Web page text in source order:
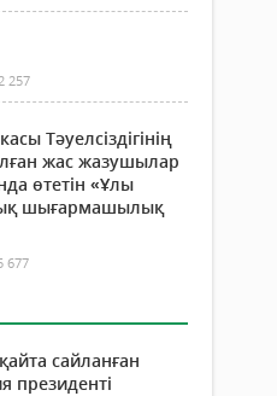
2 257
Тәуелсіздігінің
жас жазушылар
өтетін «Ұлы
шығармашылық
677
сайланған
президенті